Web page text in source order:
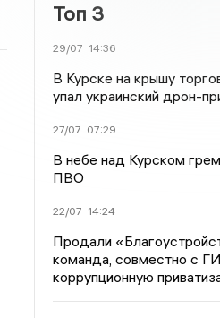
Топ 3
29/07 14:36
В Курске на крышу
упал украинский дрон-
27/07 07:29
В небе над Курском
ПВО
22/07 14:24
Продали
команда, совместно с
коррупционную